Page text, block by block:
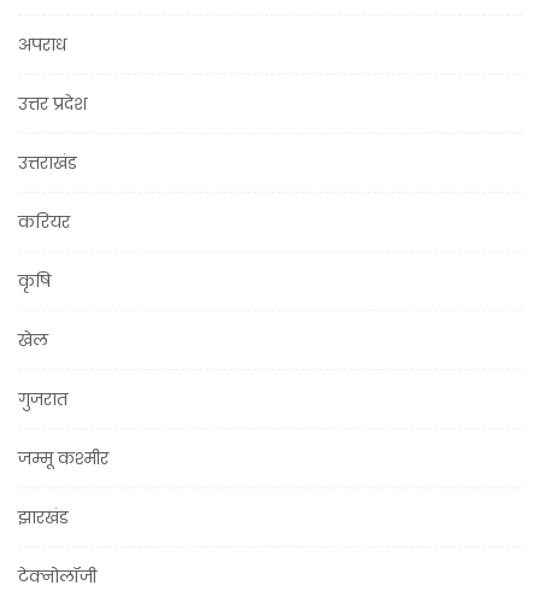
अपराध
उत्तर प्रदेश
उत्तराखंड
करियर
कृषि
खेल
गुजरात
जम्मू कश्मीर
झारखंड
टेक्नोलॉजी